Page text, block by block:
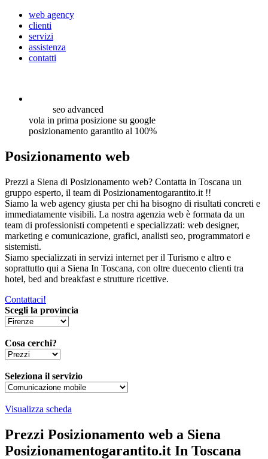
web agency
clienti
servizi
assistenza
contatti
seo advanced
vola in prima posizione su google
posizionamento garantito al 100%
Posizionamento web
Prezzi a Siena di Posizionamento web? Contatta in Toscana un
gruppo esperto, il team di Posizionamentogarantito.it !!
Siamo la web agency giusta per chi ha bisogno di risultati concreti e
immediatamente visibili. La nostra agenzia web è formata da un
team di professionisti competenti e specializzati: web designer,
marketing e comunicazione, grafici, analisti seo, programmatori e
sistemisti.
Siamo specializzati in servizi internet per il Turismo e altro e
soprattutto qui a Siena In Toscana, con oltre duecento clienti tra
hotel, bed and breakfast e strutture ricettive.
Contattaci!
Scegli la provincia
Cosa cerchi?
Seleziona il servizio
Visualizza scheda
Prezzi Posizionamento web a Siena
Posizionamentogarantito.it In Toscana